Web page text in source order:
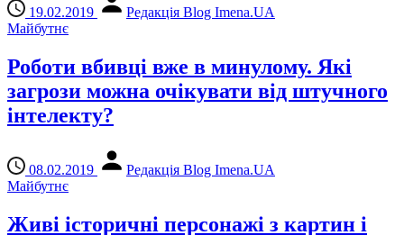
19.02.2019
Редакція Blog Imena.UA
Майбутнє
Роботи вбивці вже в минулому. Які
загрози можна очікувати від штучного
інтелекту?
08.02.2019
Редакція Blog Imena.UA
Майбутнє
Живі історичні персонажі з картин і